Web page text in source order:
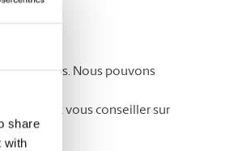
share
with
particuliers. Nous pouvons
Ils sauront vous conseiller sur